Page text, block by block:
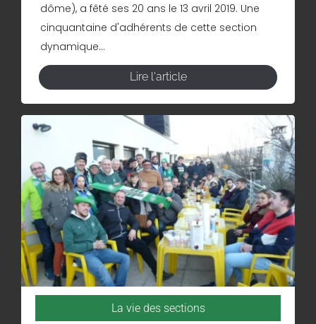
dôme), a fêté ses 20 ans le 13 avril 2019. Une
cinquantaine d'adhérents de cette section
dynamique...
Lire l'article
La vie des sections